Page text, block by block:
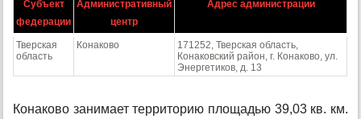
Субъект
федерации
Административный
центр
Адрес администрации
Тверская
область
Конаково
171252, Тверская область,
Конаковский район, г. Конаково, ул.
Энергетиков, д. 13
Конаково занимает территорию площадью 39,03 кв. км.